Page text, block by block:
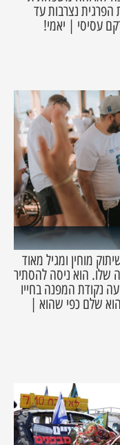
נצרבות עד
עסיסי | יאמי!
עם שיתוק מוחין ומגיל מאוד
שלו. הוא ניסה להסתיר
נקודת המפנה בחייו
שלם כפי שהוא |